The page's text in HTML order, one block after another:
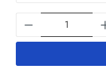
Produkt